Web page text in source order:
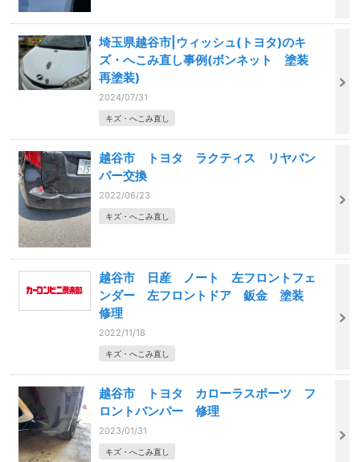
埼玉県越谷市|ウィッシュ(トヨタ)のキ
ズ・へこみ直し事例(ボンネット 塗装
再塗装)
2024/07/31
キズ・へこみ直し
越谷市 トヨタ ラクティス リヤバン
パー交換
2022/06/23
キズ・へこみ直し
越谷市 日産 ノート 左フロントフェ
ンダー 左フロントドア 鈑金 塗装
修理
2022/11/18
キズ・へこみ直し
越谷市 トヨタ カローラスポーツ フ
ロントバンパー 修理
2023/01/31
キズ・へこみ直し